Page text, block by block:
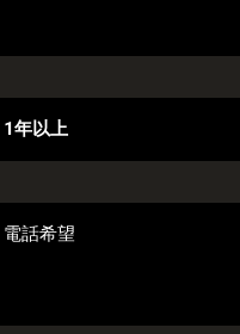
1年以上
電話希望